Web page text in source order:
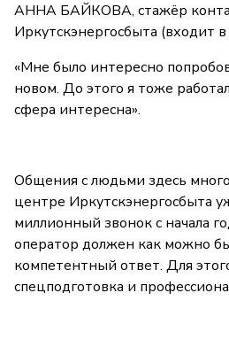
АННА БАЙКОВА, стажёр
Иркутскэнергосбыта (входит
«Мне было интересно
новом. До этого я тоже
сфера интересна».
Общения с людьми здесь
центре Иркутскэнергосбыта
миллионный звонок с начала
оператор должен как можно
компетентный ответ. Для
спецподготовка и